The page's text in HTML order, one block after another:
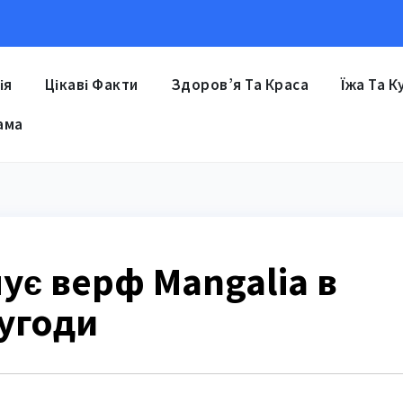
Цікаві Факти Здоров’я Та Краса Їжа Та
верф Mangalia в